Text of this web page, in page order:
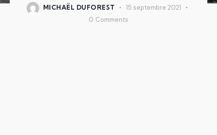
MICHAËL DUFOREST
15 septembre 2021
0 Comments